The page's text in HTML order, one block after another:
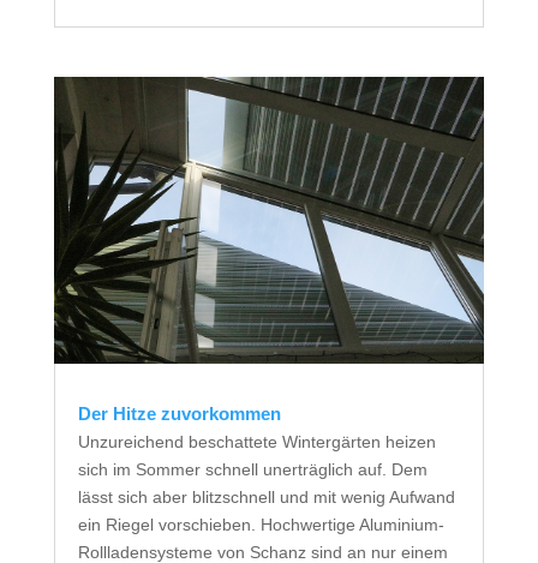
Der Hitze zuvorkommen
Unzureichend beschattete Wintergärten heizen
sich im Sommer schnell unerträglich auf. Dem
lässt sich aber blitzschnell und mit wenig Aufwand
ein Riegel vorschieben. Hochwertige Aluminium-
Rollladensysteme von Schanz sind an nur einem